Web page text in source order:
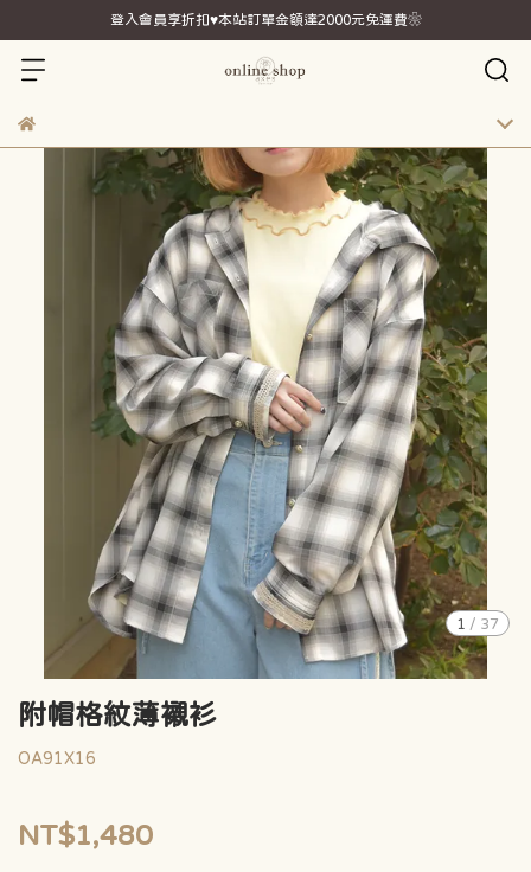
登入會員享折扣♥本站訂單金額達2000元免運費❀
1 / 37
附帽格紋薄襯衫
OA91X16
NT$1,480